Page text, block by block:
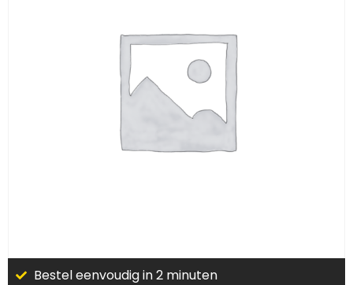
Bestel eenvoudig in 2 minuten